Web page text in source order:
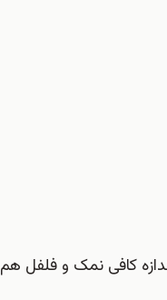
کافی نمک و فلفل